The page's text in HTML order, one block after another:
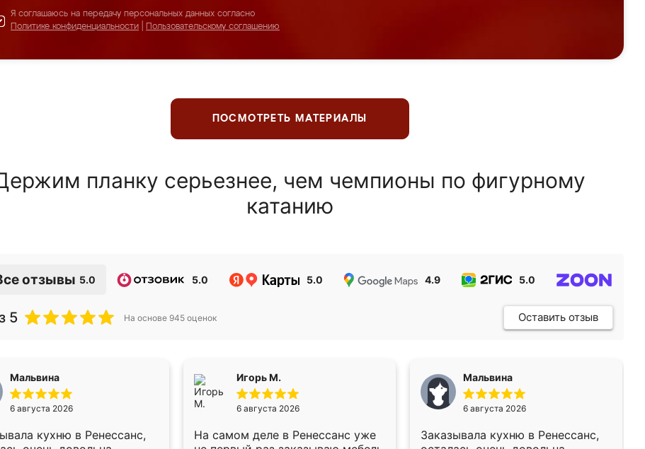
Я соглашаюсь на передачу персональных данных согласно
Политике конфиденциальности
Пользовательскому соглашению
ПОСМОТРЕТЬ МАТЕРИАЛЫ
планку серьезнее, чем чемпионы по фигурному
катанию
отзывы 5.0 5.0 5.0 4.9 5.0
5 На основе 945 оценок Оставить отзыв
Мальвина
6 августа 2026
кухню в Ренессанс,
Игорь М.
6 августа 2026
На самом деле в Ренессанс уже
Мальвина
6 августа 2026
Заказывала кухню в Ренессанс,